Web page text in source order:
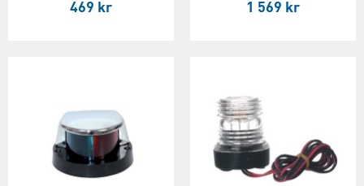
469 kr 1 569 kr